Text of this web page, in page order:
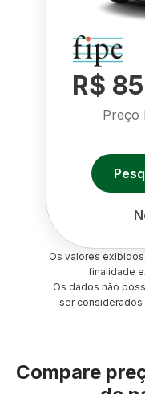
R$
Preço
Os valores
finalidade
Os dados não
ser
Compare